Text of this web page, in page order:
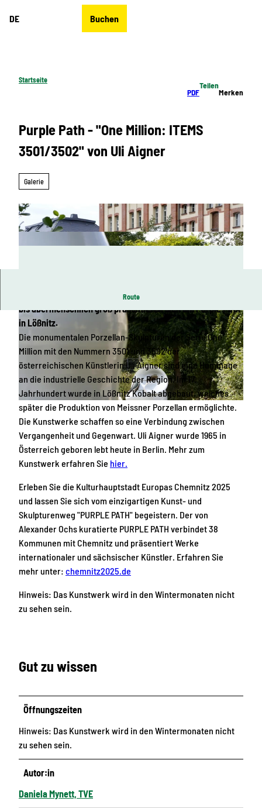
DE Buchen
Startseite
PDF
Teilen
Merken
Purple Path - "One Million: ITEMS
3501/3502" von Uli Aigner
Galerie
© Daniela Schleich, Chemnitz 2025 gGmbH
© Daniela Schleich, Chemnitz 2025 gGmbH
Route
Unterschiedlichste Gefäße aus Porzellan, von winzig klein
bis übermenschlich groß präsentieren sich am Purple Path
in Lößnitz.
Die monumentalen Porzellan-Skulpturen der Serie One
Million mit den Nummern 3501 und 3502 der
österreichischen Künstlerin Uli Aigner sind eine Hommage
an die industrielle Geschichte der Region. Im 17.
Jahrhundert wurde in Lößnitz Kobalt abgebaut, welches
später die Produktion von Meissner Porzellan ermöglichte.
Die Kunstwerke schaffen so eine Verbindung zwischen
Vergangenheit und Gegenwart. Uli Aigner wurde 1965 in
Österreich geboren lebt heute in Berlin. Mehr zum
Kunstwerk erfahren Sie hier.
Erleben Sie die Kulturhauptstadt Europas Chemnitz 2025
und lassen Sie sich vom einzigartigen Kunst- und
Skulpturenweg "PURPLE PATH" begeistern. Der von
Alexander Ochs kuratierte PURPLE PATH verbindet 38
Kommunen mit Chemnitz und präsentiert Werke
internationaler und sächsischer Künstler. Erfahren Sie
mehr unter: chemnitz2025.de
Hinweis: Das Kunstwerk wird in den Wintermonaten nicht
zu sehen sein.
Gut zu wissen
Öffnungszeiten
Hinweis: Das Kunstwerk wird in den Wintermonaten nicht
zu sehen sein.
Autor:in
Daniela Mynett, TVE